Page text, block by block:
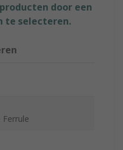
door een
te selecteren.